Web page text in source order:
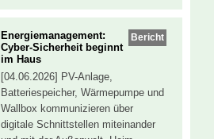
Bericht
Energiemanagement:
Cyber-Sicherheit beginnt
im Haus
[04.06.2026] PV-Anlage,
Batteriespeicher, Wärmepumpe und
Wallbox kommunizieren über
digitale Schnittstellen miteinander